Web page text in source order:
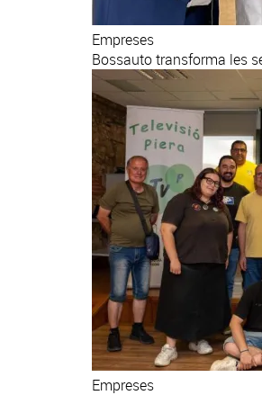
Empreses
Bossauto transforma les
Empreses